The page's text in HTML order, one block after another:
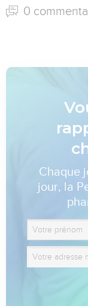
0
Chaque
jour, la